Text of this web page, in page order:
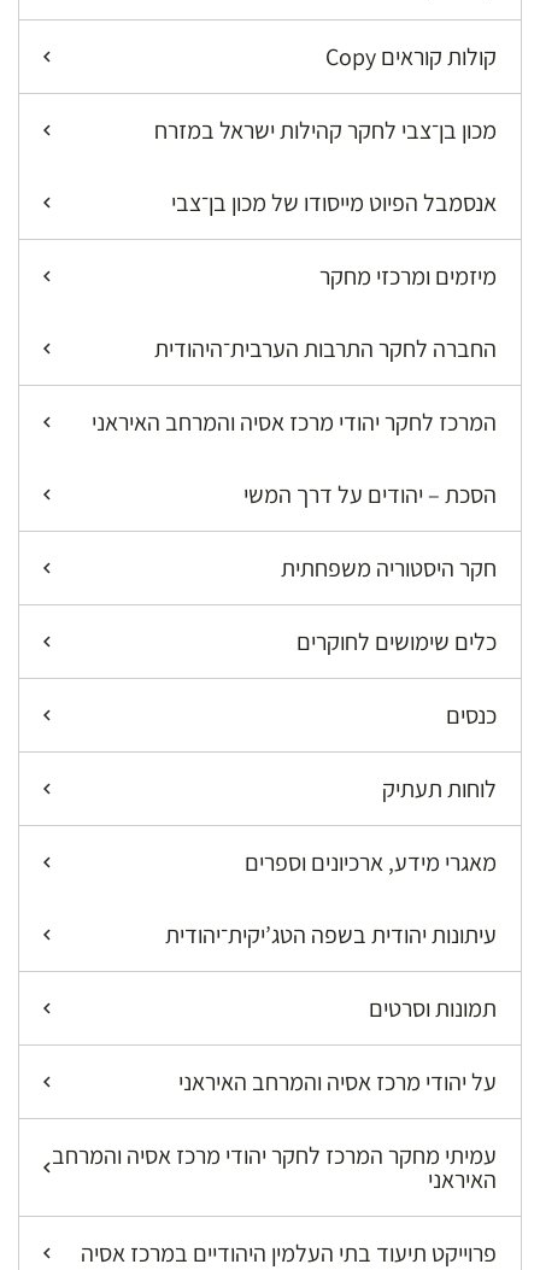
קולות קוראים Copy
מכון בן־צבי לחקר קהילות ישראל במזרח
אנסמבל הפיוט מייסודו של מכון בן־צבי
מיזמים ומרכזי מחקר
החברה לחקר התרבות הערבית־היהודית
המרכז לחקר יהודי מרכז אסיה והמרחב האיראני
הסכת – יהודים על דרך המשי
חקר היסטוריה משפחתית
כלים שימושים לחוקרים
כנסים
לוחות תעתיק
מאגרי מידע, ארכיונים וספרים
עיתונות יהודית בשפה הטג’יקית־יהודית
תמונות וסרטים
על יהודי מרכז אסיה והמרחב האיראני
עמיתי מחקר המרכז לחקר יהודי מרכז אסיה והמרחב
האיראני
פרוייקט תיעוד בתי העלמין היהודיים במרכז אסיה